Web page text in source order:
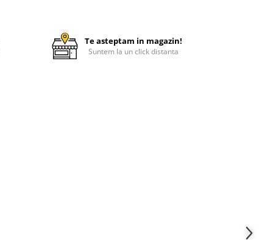
Te asteptam in magazin!
Suntem la un click distanta